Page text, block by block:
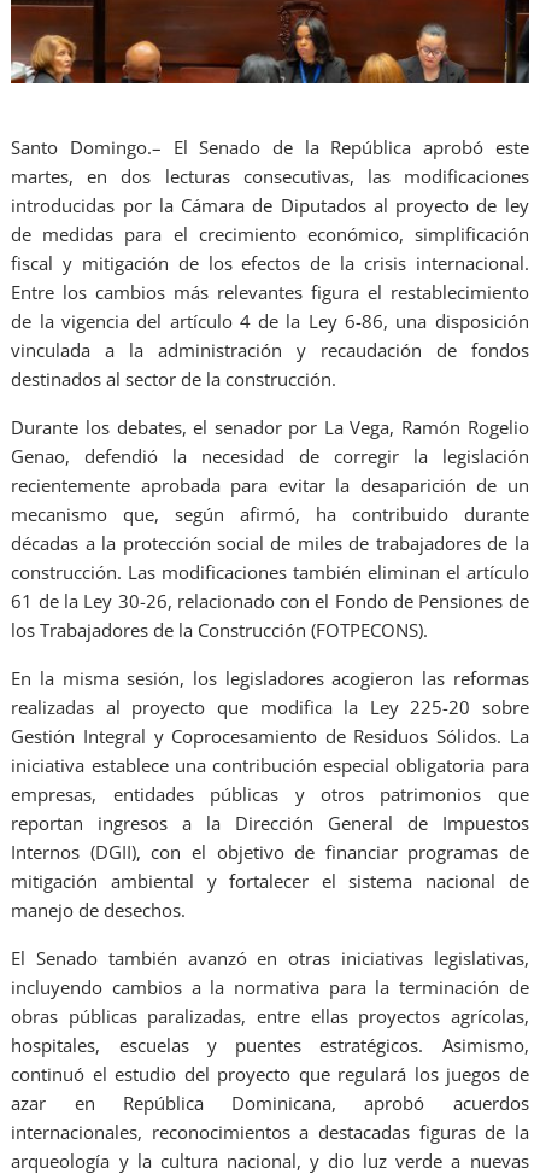
Santo Domingo.– El Senado de la República aprobó este
martes, en dos lecturas consecutivas, las modificaciones
introducidas por la Cámara de Diputados al proyecto de ley
de medidas para el crecimiento económico, simplificación
fiscal y mitigación de los efectos de la crisis internacional.
Entre los cambios más relevantes figura el restablecimiento
de la vigencia del artículo 4 de la Ley 6-86, una disposición
vinculada a la administración y recaudación de fondos
destinados al sector de la construcción.
Durante los debates, el senador por La Vega, Ramón Rogelio
Genao, defendió la necesidad de corregir la legislación
recientemente aprobada para evitar la desaparición de un
mecanismo que, según afirmó, ha contribuido durante
décadas a la protección social de miles de trabajadores de la
construcción. Las modificaciones también eliminan el artículo
61 de la Ley 30-26, relacionado con el Fondo de Pensiones de
los Trabajadores de la Construcción (FOTPECONS).
En la misma sesión, los legisladores acogieron las reformas
realizadas al proyecto que modifica la Ley 225-20 sobre
Gestión Integral y Coprocesamiento de Residuos Sólidos. La
iniciativa establece una contribución especial obligatoria para
empresas, entidades públicas y otros patrimonios que
reportan ingresos a la Dirección General de Impuestos
Internos (DGII), con el objetivo de financiar programas de
mitigación ambiental y fortalecer el sistema nacional de
manejo de desechos.
El Senado también avanzó en otras iniciativas legislativas,
incluyendo cambios a la normativa para la terminación de
obras públicas paralizadas, entre ellas proyectos agrícolas,
hospitales, escuelas y puentes estratégicos. Asimismo,
continuó el estudio del proyecto que regulará los juegos de
azar en República Dominicana, aprobó acuerdos
internacionales, reconocimientos a destacadas figuras de la
arqueología y la cultura nacional, y dio luz verde a nuevas